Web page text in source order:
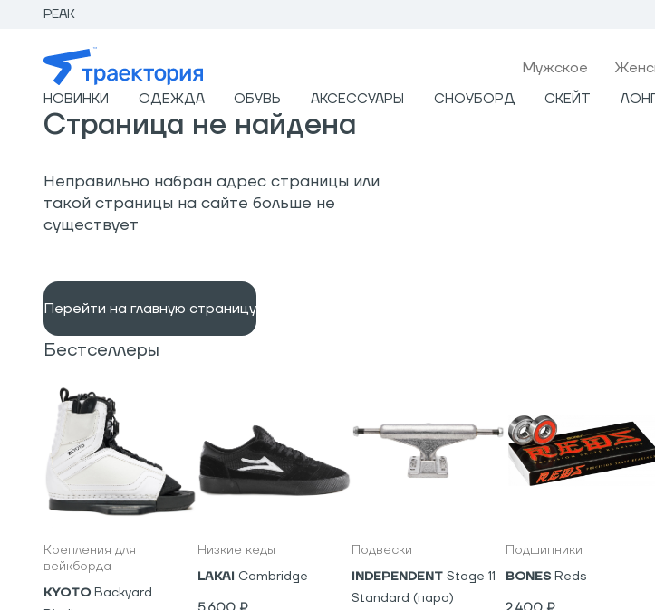
PEAK
Мужcкое
НОВИНКИ ОДЕЖДА ОБУВЬ АКСЕССУАРЫ СНОУБОРД СКЕЙТ
Страница не найдена
Неправильно набран адрес страницы или
такой страницы на сайте больше не
существует
Перейти на главную страницу
Бестселлеры
Крепления для
вейкборда
KYOTO Backyard
Низкие кеды
LAKAI Cambridge
Подвески
INDEPENDENT Stage 11
Standard (пара)
Подшипники
BONES Reds